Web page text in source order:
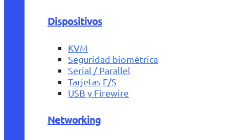
Dispositivos
KVM
Seguridad biométrica
Serial / Parallel
Tarjetas E/S
USB y Firewire
Networking